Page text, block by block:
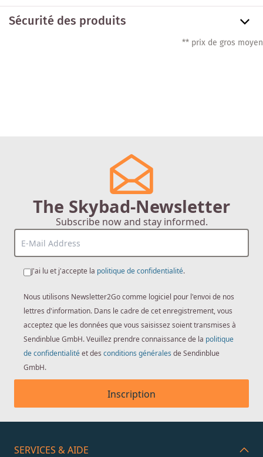
Sécurité des produits
** prix de gros moyen
The Skybad-Newsletter
Subscribe now and stay informed.
J'ai lu et j'accepte la politique de confidentialité.
Nous utilisons Newsletter2Go comme logiciel pour l'envoi de nos
lettres d'information. Dans le cadre de cet enregistrement, vous
acceptez que les données que vous saisissez soient transmises à
Sendinblue GmbH. Veuillez prendre connaissance de la politique
de confidentialitéet des conditions générales de Sendinblue
GmbH.
Inscription
SERVICES & AIDE